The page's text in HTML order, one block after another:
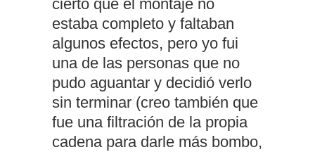
cierto que el montaje no
estaba completo y faltaban
algunos efectos, pero yo fui
una de las personas que no
pudo aguantar y decidió verlo
sin terminar (creo también que
fue una filtración de la propia
cadena para darle más bombo,